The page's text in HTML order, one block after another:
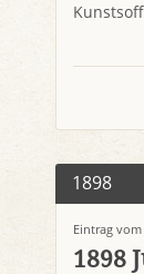
1898
Eintrag vom
1898